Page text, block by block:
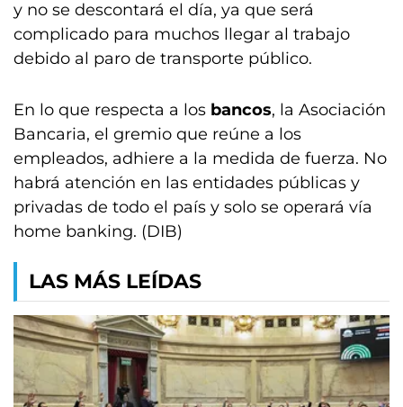
y no se descontará el día, ya que será
complicado para muchos llegar al trabajo
debido al paro de transporte público.
En lo que respecta a los bancos, la Asociación
Bancaria, el gremio que reúne a los
empleados, adhiere a la medida de fuerza. No
habrá atención en las entidades públicas y
privadas de todo el país y solo se operará vía
home banking. (DIB)
LAS MÁS LEÍDAS